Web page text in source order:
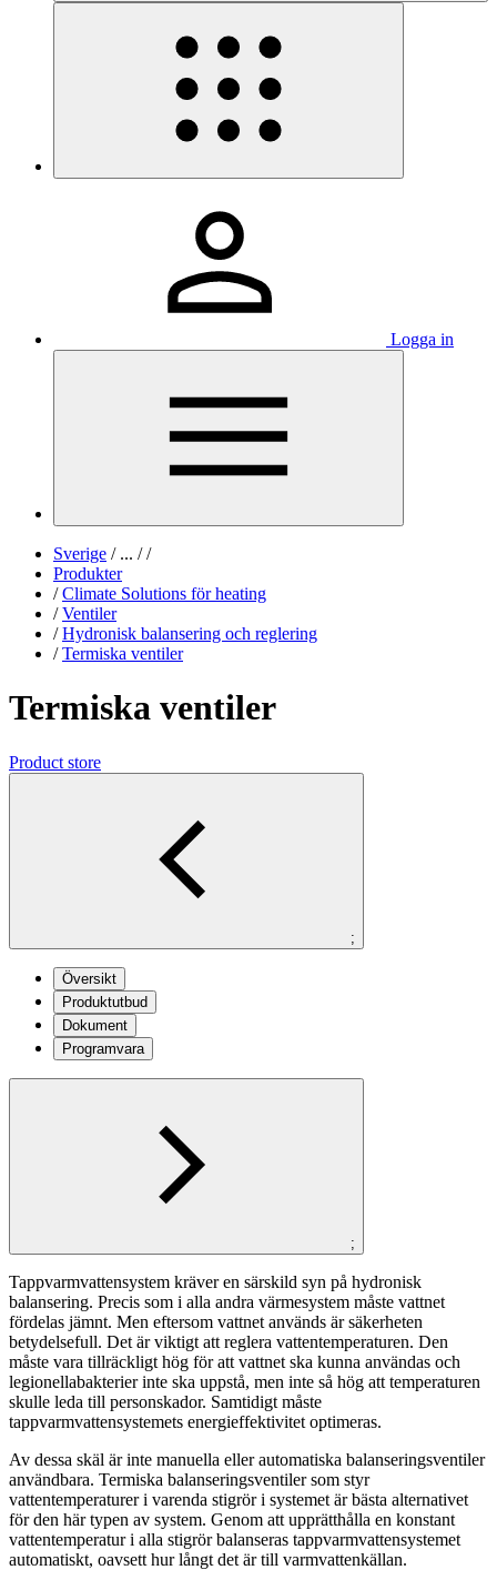
Logga in
Sverige /... / /
Produkter
/ Climate Solutions för heating
/ Ventiler
/ Hydronisk balansering och reglering
/ Termiska ventiler
Termiska ventiler
Product store
;
Översikt
Produktutbud
Dokument
Programvara
;
Tappvarmvattensystem kräver en särskild syn på hydronisk
balansering. Precis som i alla andra värmesystem måste vattnet
fördelas jämnt. Men eftersom vattnet används är säkerheten
betydelsefull. Det är viktigt att reglera vattentemperaturen. Den
måste vara tillräckligt hög för att vattnet ska kunna användas och
legionellabakterier inte ska uppstå, men inte så hög att temperaturen
skulle leda till personskador. Samtidigt måste
tappvarmvattensystemets energieffektivitet optimeras.
Av dessa skäl är inte manuella eller automatiska balanseringsventiler
användbara. Termiska balanseringsventiler som styr
vattentemperaturer i varenda stigrör i systemet är bästa alternativet
för den här typen av system. Genom att upprätthålla en konstant
vattentemperatur i alla stigrör balanseras tappvarmvattensystemet
automatiskt, oavsett hur långt det är till varmvattenkällan.